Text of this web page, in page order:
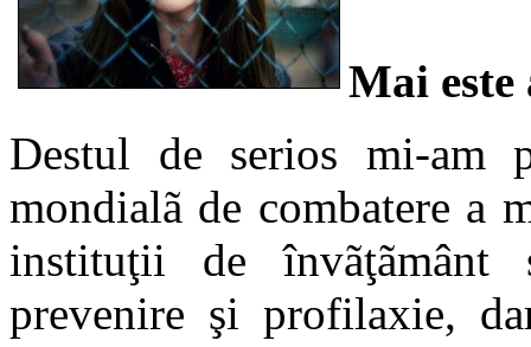
Mai
Destul de serios mi-am
mondialã de combatere a
instituţii de învãţãmânt
prevenire şi profilaxie,